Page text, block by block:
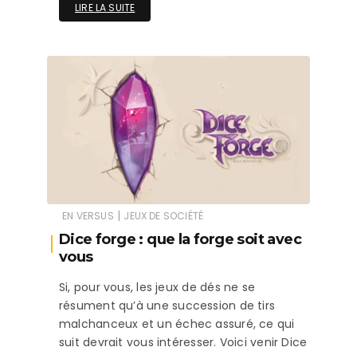
LIRE LA SUITE
EN VERSUS | JEUX DE SOCIÉTÉ
Dice forge : que la forge soit avec
vous
Si, pour vous, les jeux de dés ne se
résument qu’à une succession de tirs
malchanceux et un échec assuré, ce qui
suit devrait vous intéresser. Voici venir Dice